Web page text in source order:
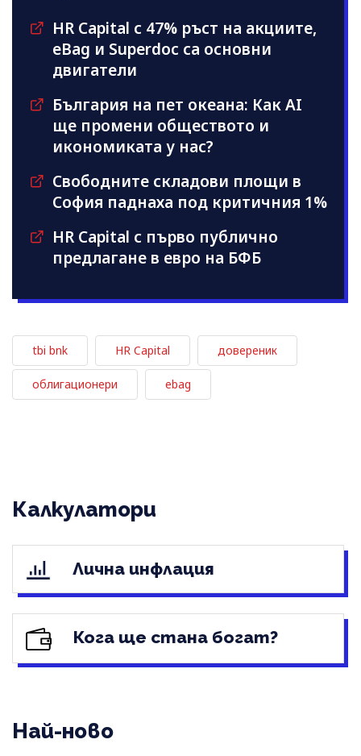
HR Capital с 47% ръст на акциите,
eBag и Superdoc са основни
двигатели
България на пет океана: Как AI
ще промени обществото и
икономиката у нас?
Свободните складови площи в
София паднаха под критичния 1%
HR Capital с първо публично
предлагане в евро на БФБ
tbi bnk HR Capital довереник
облигационери ebag
Калкулатори
Лична инфлация
Кога ще стана богат?
Най-ново